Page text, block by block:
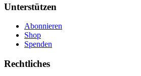
Unterstützen
Abonnieren
Shop
Spenden
Rechtliches